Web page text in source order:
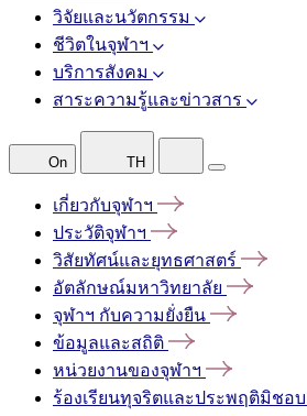
วิจัยและนวัตกรรม
ชีวิตในจุฬาฯ
บริการสังคม
สาระความรู้และข่าวสาร
On TH
เกี่ยวกับจุฬาฯ
ประวัติจุฬาฯ
วิสัยทัศน์และยุทธศาสตร์
อัตลักษณ์มหาวิทยาลัย
จุฬาฯ กับความยั่งยืน
ข้อมูลและสถิติ
หน่วยงานของจุฬาฯ
ร้องเรียนทุจริตและประพฤติมิชอบ